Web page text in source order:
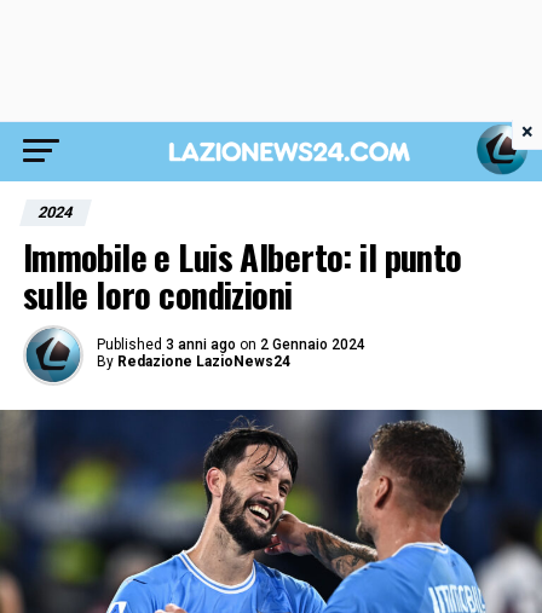
2024
Immobile e Luis Alberto: il punto
sulle loro condizioni
Published 3 anni ago on 2 Gennaio 2024
By Redazione LazioNews24
×